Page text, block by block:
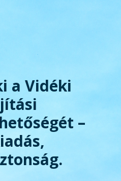
a Vidéki
–